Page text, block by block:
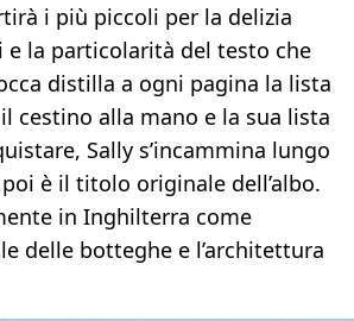
i più piccoli per la delizia
e la particolarità del testo che
distilla a ogni pagina la lista
cestino alla mano e la sua lista
Sally s’incammina lungo
poi è il titolo originale dell’albo.
in Inghilterra come
delle botteghe e l’architettura